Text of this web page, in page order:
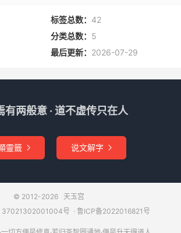
牛宿天机星君
女宿天纽星君
摩夷天中
太阴宫
标签总数： 42
分类总数： 5
最后更新： 2026-07-29
有两般意 · 道不虚传只在人
靈籤  说文解字 
© 2012-2026 天玉宫
37021302001004号 ​​​ · 鲁ICP备2022016821号